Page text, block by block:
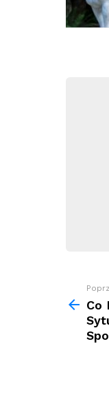
Zobacz
więcejCo